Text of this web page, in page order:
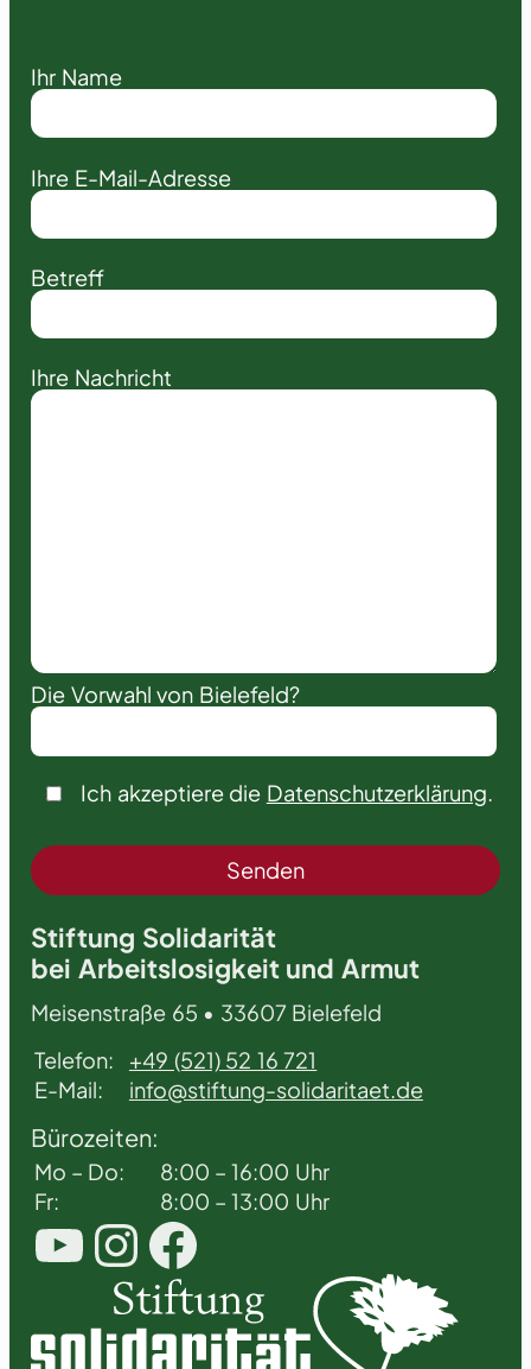
Ihr Name
Ihre E-Mail-Adresse
Betreff
Ihre Nachricht
Die Vorwahl von Bielefeld?
Ich akzeptiere die Datenschutzerklärung
Stiftung Solidarität
bei Arbeitslosigkeit und Armut
Meisenstraße 65 • 33607 Bielefeld
Telefon:
+49 (521) 52 16 721
E-Mail:
info@stiftung-solidaritaet.de
Bürozeiten:
Mo – Do:
8:00 – 16:00 Uhr
Fr:
8:00 – 13:00 Uhr
YouTube InstagramFacebook